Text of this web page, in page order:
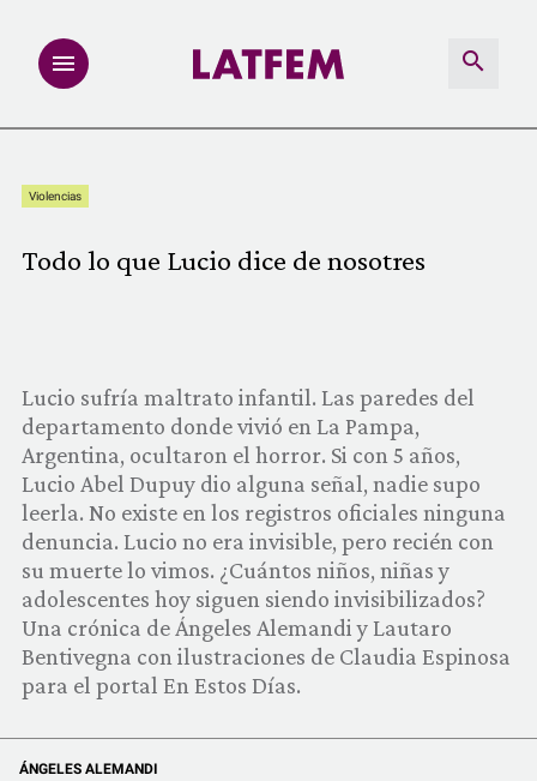
LATFEMLAB.
PRODUCTOS
COMUNIDAD
QUIÉNES SOMOS
Violencias
Todo lo que Lucio dice de nosotres
Lucio sufría maltrato infantil. Las paredes del
departamento donde vivió en La Pampa,
Argentina, ocultaron el horror. Si con 5 años,
Lucio Abel Dupuy dio alguna señal, nadie supo
leerla. No existe en los registros oficiales ninguna
denuncia. Lucio no era invisible, pero recién con
su muerte lo vimos. ¿Cuántos niños, niñas y
adolescentes hoy siguen siendo invisibilizados?
Una crónica de Ángeles Alemandi y Lautaro
Bentivegna con ilustraciones de Claudia Espinosa
para el portal En Estos Días.
ÁNGELES ALEMANDI